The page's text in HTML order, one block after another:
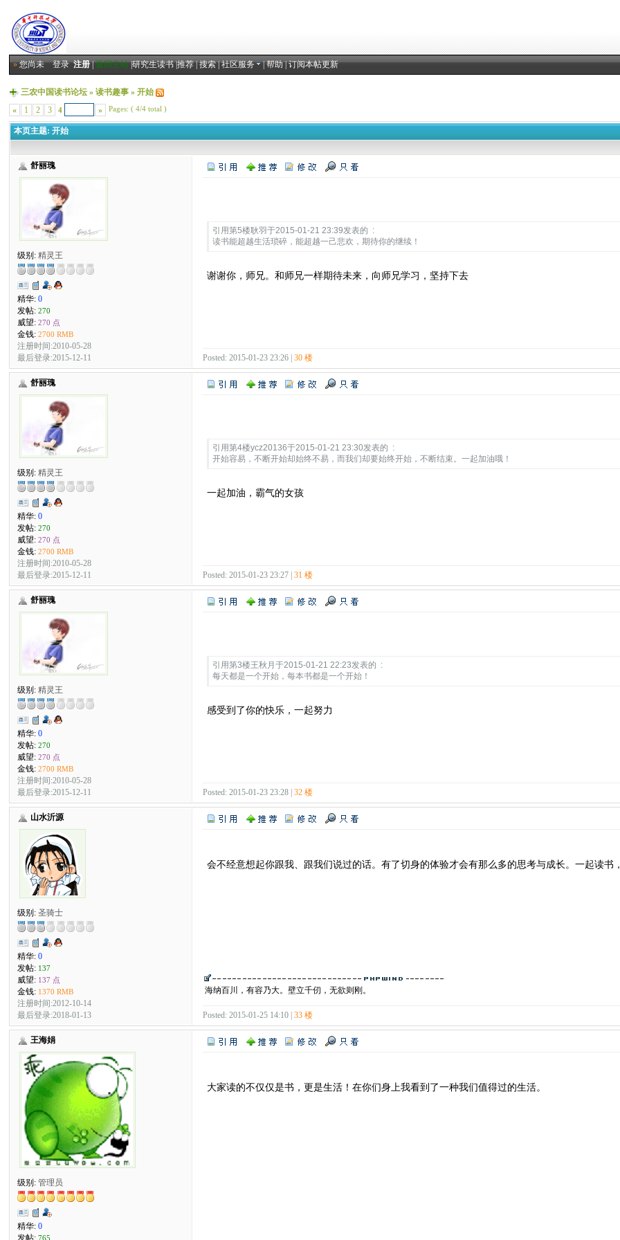
»您尚未登录 注册|返回主站|研究生读书|推荐|搜索|社区服务 |帮助|订阅本帖更新
三农中国读书论坛 »读书趣事 »开始
«
1 2 3 4 » Pages: ( 4/4 total )
本页主题: 开始
舒丽瑰
级别:精灵王
精华:0
发帖:270
威望:270 点
金钱:2700 RMB
注册时间:2010-05-28
最后登录:2015-12-11
引用第5楼耿羽于2015-01-21 23:39发表的 :
读书能超越生活琐碎，能超越一己悲欢，期待你的继续！
谢谢你，师兄。和师兄一样期待未来，向师兄学习，坚持下去
Posted: 2015-01-23 23:26 |30 楼
舒丽瑰
级别:精灵王
精华:0
发帖:270
威望:270 点
金钱:2700 RMB
注册时间:2010-05-28
最后登录:2015-12-11
引用第4楼ycz20136于2015-01-21 23:30发表的 :
开始容易，不断开始却始终不易，而我们却要始终开始，不断结束。一起加油哦！
一起加油，霸气的女孩
Posted: 2015-01-23 23:27 |31 楼
舒丽瑰
级别:精灵王
精华:0
发帖:270
威望:270 点
金钱:2700 RMB
注册时间:2010-05-28
最后登录:2015-12-11
引用第3楼王秋月于2015-01-21 22:23发表的 :
每天都是一个开始，每本书都是一个开始！
感受到了你的快乐，一起努力
Posted: 2015-01-23 23:28 |32 楼
山水沂源
级别:圣骑士
精华:0
发帖: 137
威望: 137 点
金钱: 1370 RMB
注册时间:2012-10-14
最后登录:2018-01-13
会不经意想起你跟我、跟我们说过的话。有了切身的体验才会有那么多的思考与成长。一起读书
海纳百川，有容乃大。壁立千仞，无欲则刚。
Posted: 2015-01-25 14:10 |33 楼
王海娟
级别:管理员
精华:0
发帖:765
大家读的不仅仅是书，更是生活！在你们身上我看到了一种我们值得过的生活。